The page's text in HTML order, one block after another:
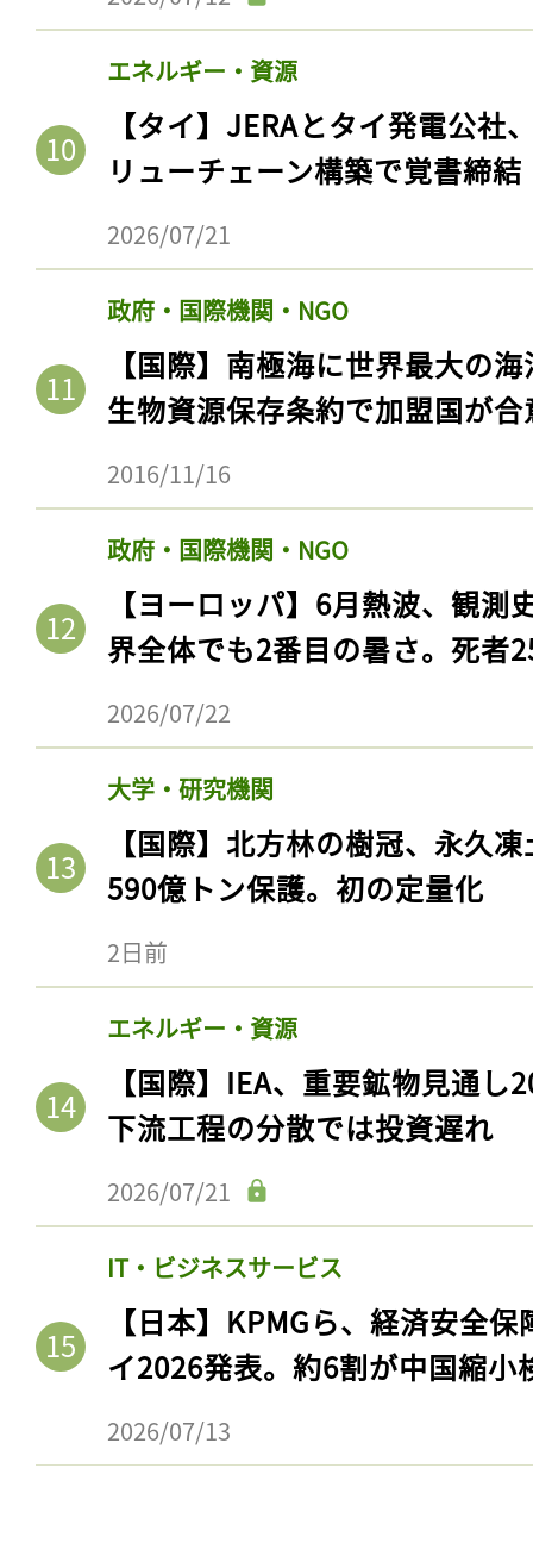
エネルギー・資源
【タイ】JERAとタイ発電公社
リューチェーン構築で覚書締結
2026/07/21
政府・国際機関・NGO
【国際】南極海に世界最大の
生物資源保存条約で加盟国が合
2016/11/16
政府・国際機関・NGO
【ヨーロッパ】6月熱波、観
界全体でも2番目の暑さ。死者
2026/07/22
大学・研究機関
【国際】北方林の樹冠、永久
590億トン保護。初の定量化
2日前
エネルギー・資源
【国際】IEA、重要鉱物見通
下流工程の分散では投資遅れ
2026/07/21
IT・ビジネスサービス
【日本】KPMGら、経済安全
イ2026発表。約6割が中国縮小
2026/07/13